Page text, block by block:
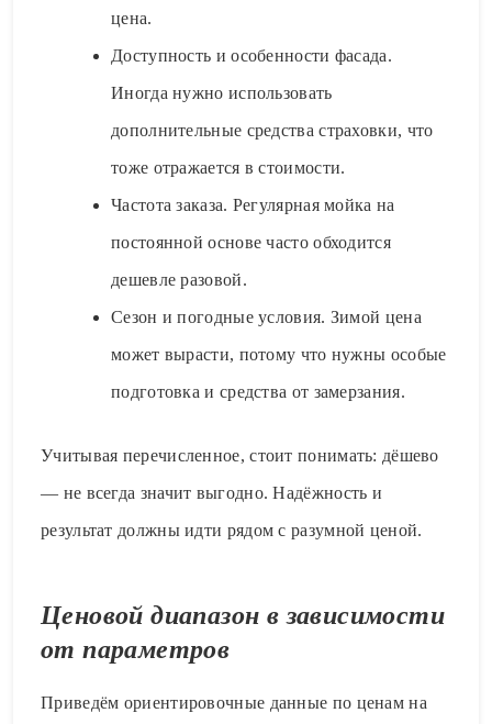
цена.
Доступность и особенности фасада.
Иногда нужно использовать
дополнительные средства страховки, что
тоже отражается в стоимости.
Частота заказа. Регулярная мойка на
постоянной основе часто обходится
дешевле разовой.
Сезон и погодные условия. Зимой цена
может вырасти, потому что нужны особые
подготовка и средства от замерзания.
Учитывая перечисленное, стоит понимать: дёшево
— не всегда значит выгодно. Надёжность и
результат должны идти рядом с разумной ценой.
Ценовой диапазон в зависимости
от параметров
Приведём ориентировочные данные по ценам на